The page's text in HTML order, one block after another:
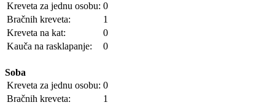
Kreveta za jednu osobu: 0
Bračnih kreveta:
1
Kreveta na kat:
0
Kauča na rasklapanje:
0
Soba
Kreveta za jednu osobu: 0
Bračnih kreveta:
1